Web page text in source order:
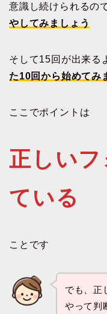
意識し続けられるの
やしてみましょう
そして15回が出来る
た10回から始めてみ
ここでポイントは
正しい
ている
ことです
でも、正
やって判